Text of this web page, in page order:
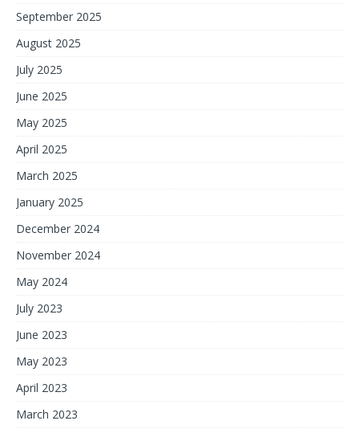
September 2025
August 2025
July 2025
June 2025
May 2025
April 2025
March 2025
January 2025
December 2024
November 2024
May 2024
July 2023
June 2023
May 2023
April 2023
March 2023